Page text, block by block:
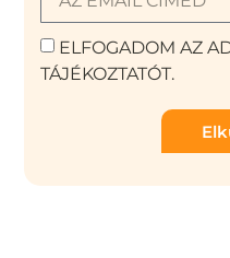
ELFOGADOM AZ
TÁJÉKOZTATÓT.